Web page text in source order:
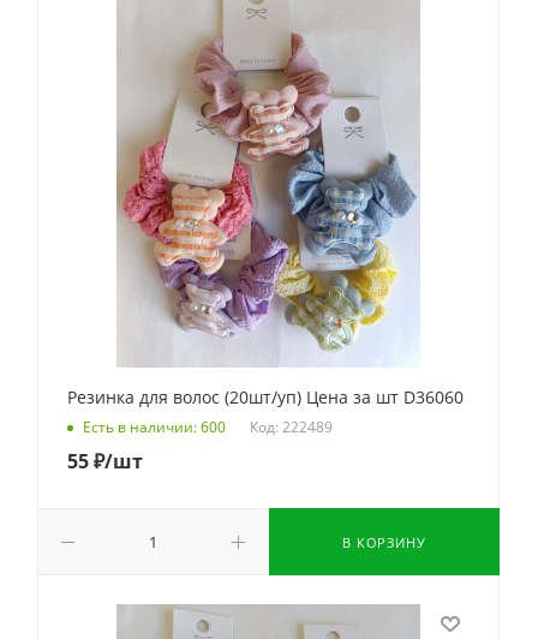
Резинка для волос (20шт/уп) Цена за шт D36060
Есть в наличии: 600 Код: 222489
55₽/шт
В КОРЗИНУ